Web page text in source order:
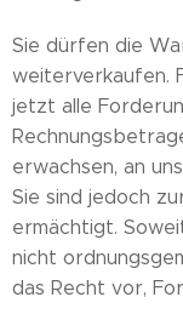
Sie dürfen die
weiterverkaufen.
jetzt alle
erwachsen, an
Sie sind jedoch
ermächtigt.
nicht
das Recht vor,